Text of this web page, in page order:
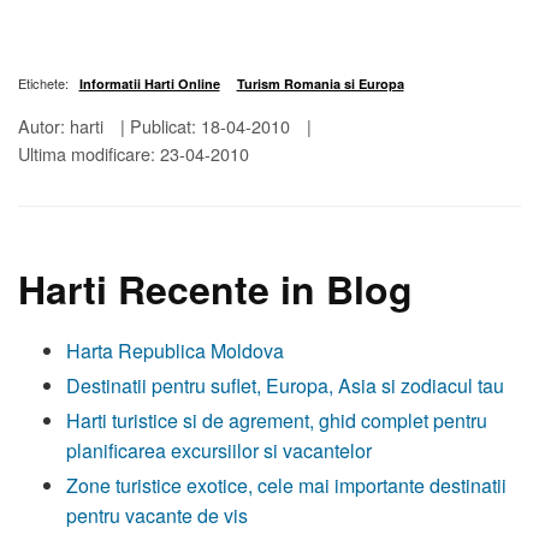
Etichete: Informatii Harti Online Turism Romania si Europa
Autor: harti | Publicat: 18-04-2010
|
Ultima modificare: 23-04-2010
Harti Recente in Blog
Harta Republica Moldova
Destinatii pentru suflet, Europa, Asia si zodiacul tau
Harti turistice si de agrement, ghid complet pentru
planificarea excursiilor si vacantelor
Zone turistice exotice, cele mai importante destinatii
pentru vacante de vis